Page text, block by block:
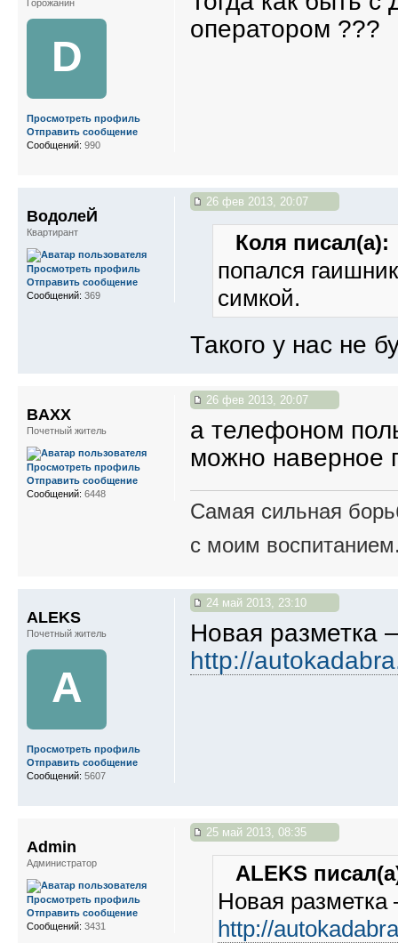
оператором ???
Горожанин
D
Просмотреть профиль
Отправить сообщение
Сообщений: 990
26 фев 2013, 20:07
Коля писал(а):
попался
симкой.
Такого у нас не
ВодолеЙ
Квартирант
Просмотреть профиль
Отправить сообщение
Сообщений: 369
26 фев 2013, 20:07
а телефоном
можно наверное
Самая сильная
с моим
BAXX
Почетный житель
Просмотреть профиль
Отправить сообщение
Сообщений: 6448
24 май 2013, 23:10
Новая разметка
http://
ALEKS
Почетный житель
A
Просмотреть профиль
Отправить сообщение
Сообщений: 5607
25 май 2013, 08:35
ALEKS
Новая
http://
Admin
Администратор
Просмотреть профиль
Отправить сообщение
Сообщений: 3431